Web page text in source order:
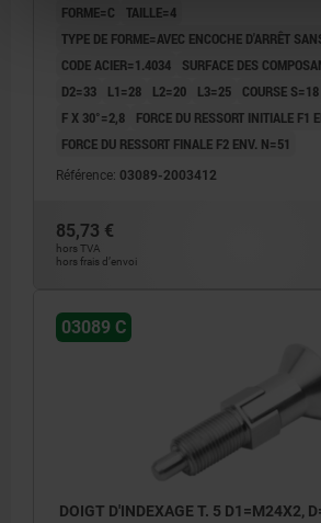
FORME=C
TAILLE=4
TYPE DE FORME=AVEC ENCOCHE D'ARRÊT
CODE ACIER=1.4034
SURFACE DES
D2=33
L1=28 L2=20 L3=25 COURSE S=18
F X 30°=2,8
FORCE DU RESSORT INITIALE F1
FORCE DU RESSORT FINALE F2 ENV. N=51
Référence: 03089-2003412
85,73 €
hors TVA
hors frais d’envoi
03089 C
DOIGT D'INDEXAGE T. 5 D1=M24X2,